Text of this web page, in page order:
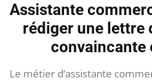
Assistante
rédiger une lettre
convaincante
Le métier d’assistante